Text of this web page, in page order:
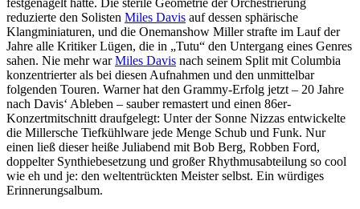
reduzierte den Solisten Miles Davis auf dessen sphärische
Klangminiaturen, und die Onemanshow Miller strafte im Lauf der
Jahre alle Kritiker Lügen, die in „Tutu“ den Untergang eines Genres
sahen. Nie mehr warMiles Davis nach seinem Split mit Columbia
konzentrierter als bei diesen Aufnahmen und den unmittelbar
folgenden Touren. Warner hat den Grammy-Erfolg jetzt – 20 Jahre
nach Davis‘ Ableben – sauber remastert und einen 86er-
Konzertmitschnitt draufgelegt: Unter der Sonne Nizzas entwickelte
die Millersche Tiefkühlware jede Menge Schub und Funk. Nur
einen ließ dieser heiße Juliabend mit Bob Berg, Robben Ford,
doppelter Synthiebesetzung und großer Rhythmusabteilung so cool
wie eh und je: den weltentrückten Meister selbst. Ein würdiges
Erinnerungsalbum.